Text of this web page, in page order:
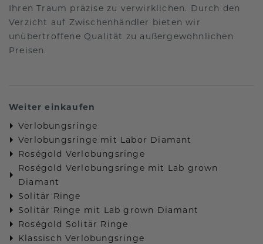
Ihren Traum präzise zu verwirklichen. Durch den
Verzicht auf Zwischenhändler bieten wir
unübertroffene Qualität zu außergewöhnlichen
Preisen.
Weiter einkaufen
Verlobungsringe
Verlobungsringe mit Labor Diamant
Roségold Verlobungsringe
Roségold Verlobungsringe mit Lab grown
Diamant
Solitär Ringe
Solitär Ringe mit Lab grown Diamant
Roségold Solitär Ringe
Klassisch Verlobungsringe